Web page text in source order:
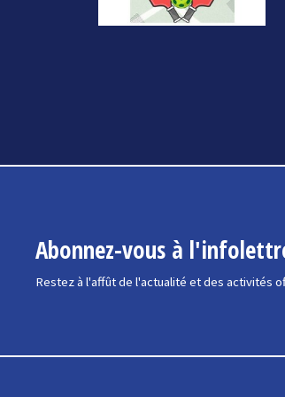
Abonnez-vous à
Restez à l'affût de l'actualité et des activités